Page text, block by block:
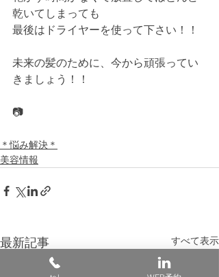
乾いてしまっても
最後はドライヤーを使って下さい！！
未来の髪のために、今から頑張ってい
きましょう！！
📷
＊悩み解決＊
美容情報
最新記事 すべて表示